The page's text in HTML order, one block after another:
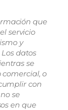
que
servicio
y
datos
se
o
con
se
en que